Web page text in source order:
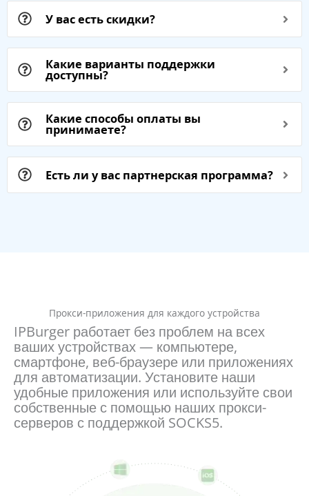
У вас есть скидки?
Какие варианты поддержки
доступны?
Какие способы оплаты вы
принимаете?
Есть ли у вас партнерская программа?
Прокси-приложения для каждого устройства
IPBurger работает без проблем на всех
ваших устройствах — компьютере,
смартфоне, веб-браузере или приложениях
для автоматизации. Установите наши
удобные приложения или используйте свои
собственные с помощью наших прокси-
серверов с поддержкой SOCKS5.